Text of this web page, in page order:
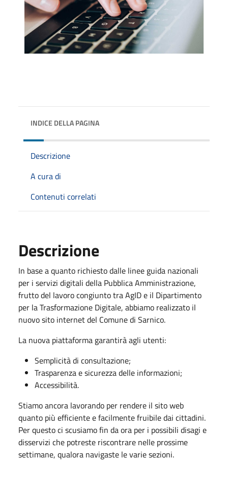
INDICE DELLA PAGINA
Descrizione
A cura di
Contenuti correlati
Descrizione
In base a quanto richiesto dalle linee guida nazionali
per i servizi digitali della Pubblica Amministrazione,
frutto del lavoro congiunto tra AgID e il Dipartimento
per la Trasformazione Digitale, abbiamo realizzato il
nuovo sito internet del Comune di Sarnico.
La nuova piattaforma garantirà agli utenti:
Semplicità di consultazione;
Trasparenza e sicurezza delle informazioni;
Accessibilità.
Stiamo ancora lavorando per rendere il sito web
quanto più efficiente e facilmente fruibile dai cittadini.
Per questo ci scusiamo fin da ora per i possibili disagi e
disservizi che potreste riscontrare nelle prossime
settimane, qualora navigaste le varie sezioni.